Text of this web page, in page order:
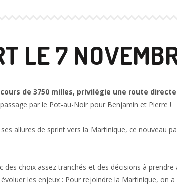
LE 7
de 3750 milles, privilégie une route
par le Pot-au-Noir pour Benjamin et Pierre !
allures de sprint vers la Martinique, ce nouveau
choix assez tranchés et des décisions à
les enjeux : Pour rejoindre la Martinique, on